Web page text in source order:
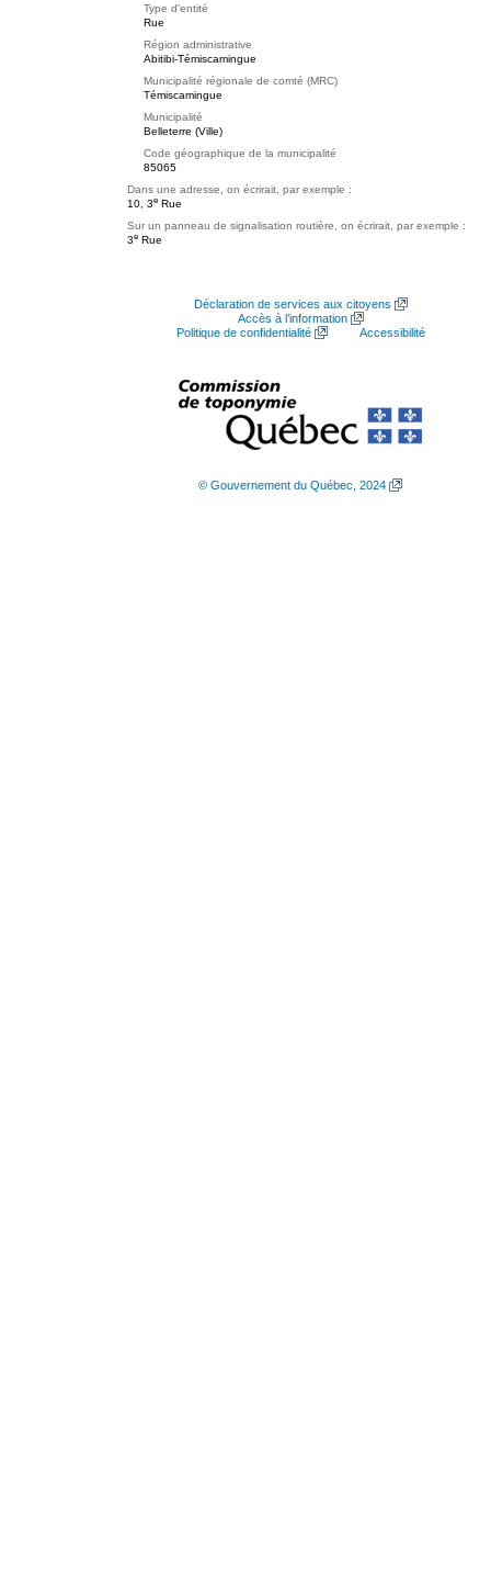
Type d'entité
Rue
Région administrative
Abitibi-Témiscamingue
Municipalité régionale de comté (MRC)
Témiscamingue
Municipalité
Belleterre (Ville)
Code géographique de la municipalité
85065
Dans une adresse, on écrirait, par exemple :
10, 3e Rue
Sur un panneau de signalisation routière, on écrirait, par exemple :
3e Rue
Déclaration de services aux citoyens
Accès à l’information
Politique de confidentialité
Accessibilité
© Gouvernement du Québec, 2024